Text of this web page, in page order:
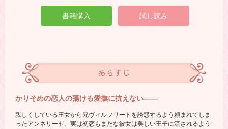
書籍購入 試し読み
あらすじ
かりそめの恋人の蕩ける愛撫に抗えない――
親しくしている王女から兄ヴィルフリートを誘惑するよう頼まれてしま
ったアンネリーゼ。実は初恋もまだな彼女は美しい王子に流されるよう